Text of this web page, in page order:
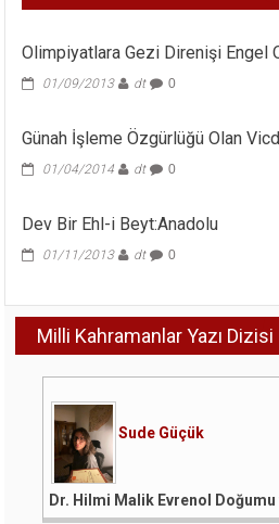
Olimpiyatlara Gezi Direnişi Engel
01/09/2013 dt 0
Günah İşleme Özgürlüğü Olan
01/04/2014 dt 0
Dev Bir Ehl-i Beyt:Anadolu
01/11/2013 dt 0
Milli Kahramanlar Yazı Dizisi
Sude Güçük
Dr. Hilmi Malik Evrenol Doğumu